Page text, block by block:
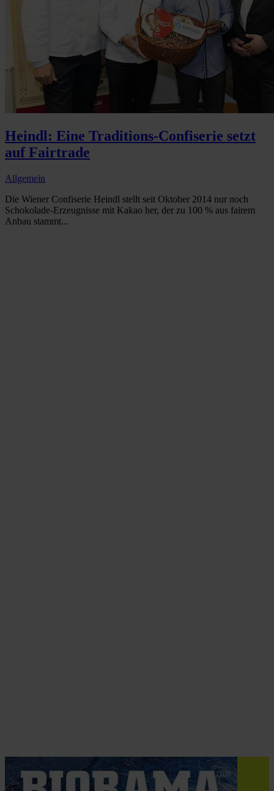
Heindl: Eine Traditions-Confiserie setzt
auf Fairtrade
Allgemein
Die Wiener Confiserie Heindl stellt seit Oktober 2014 nur noch
Schokolade-Erzeugnisse mit Kakao her, der zu 100 % aus fairem
Anbau stammt...